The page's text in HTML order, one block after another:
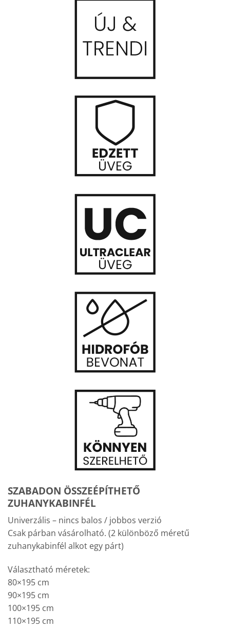
SZABADON ÖSSZEÉPÍTHETŐ
ZUHANYKABINFÉL
Univerzális – nincs balos / jobbos verzió
Csak párban vásárolható. (2 különböző méretű
zuhanykabinfél alkot egy párt)
Választható méretek:
80×195 cm
90×195 cm
100×195 cm
110×195 cm